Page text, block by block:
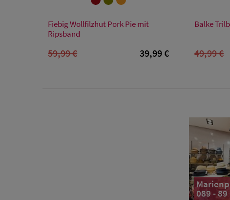
Fiebig Wollfilzhut Pork Pie mit
Ripsband
59,99 € 39,99 €
Balke
49,99 €
089 -